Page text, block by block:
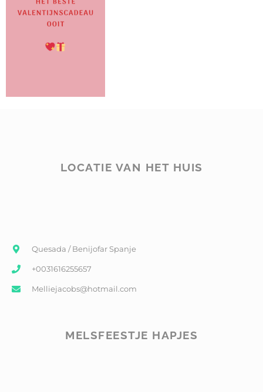
LOCATIE VAN HET HUIS
Quesada / Benijofar Spanje
+0031616255657
Melliejacobs@hotmail.com
MELSFEESTJE HAPJES